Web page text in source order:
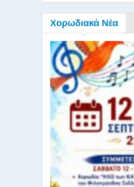
Χορωδιακά Νέα